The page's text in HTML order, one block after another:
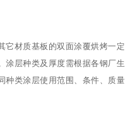
它材质基板的双面涂覆烘烤一定
涂层种类及厚度需根据各钢厂生
种类涂层使用范围、条件、质量